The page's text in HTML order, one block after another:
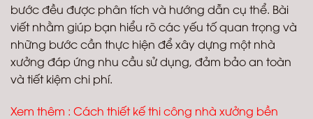
bước đều được phân tích và hướng dẫn cụ thể. Bài
viết nhằm giúp bạn hiểu rõ các yếu tố quan trọng và
những bước cần thực hiện để xây dựng một nhà
xưởng đáp ứng nhu cầu sử dụng, đảm bảo an toàn
và tiết kiệm chi phí.
Xem thêm : Cách thiết kế thi công nhà xưởng bền